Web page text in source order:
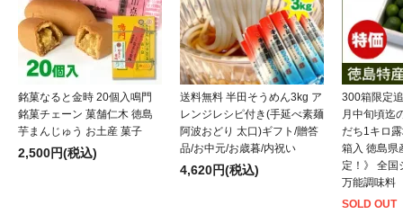
銘菓なると金時 20個入鳴門
銘菓チェーン 菓舗仁木 徳島
芋まんじゅう お土産 菓子
2,500円(税込)
送料無料 半田そうめん3kg ア
レンジレシピ付き(手延べ素麺
阿波おどり 太口)ギフト/贈答
品/お中元/お歳暮/内祝い
4,620円(税込)
300箱限定
月中旬頃迄
だち1キロ
箱入 徳島県
定！》 全国
万能調味料
SOLD OUT